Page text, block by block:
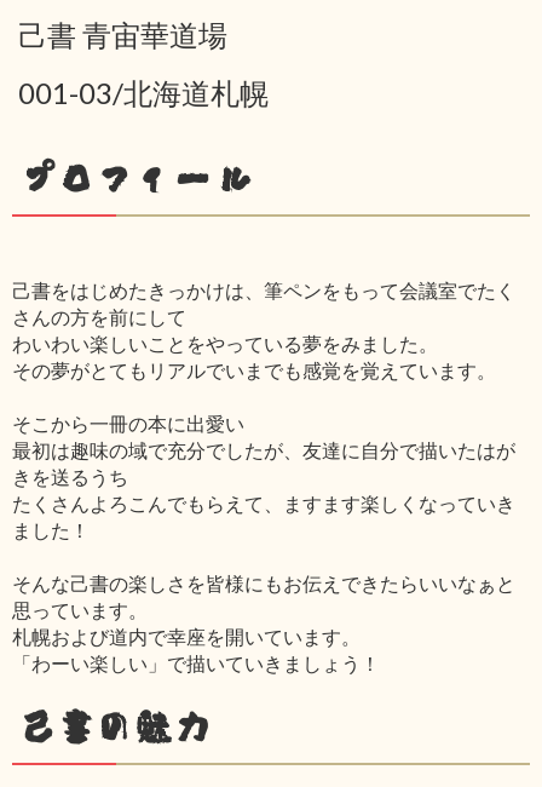
己書 青宙華道場
001-03/北海道札幌
プロフィール
己書をはじめたきっかけは、筆ペンをもって会議室でたく
さんの方を前にして
わいわい楽しいことをやっている夢をみました。
その夢がとてもリアルでいまでも感覚を覚えています。
そこから一冊の本に出愛い
最初は趣味の域で充分でしたが、友達に自分で描いたはが
きを送るうち
たくさんよろこんでもらえて、ますます楽しくなっていき
ました！
そんな己書の楽しさを皆様にもお伝えできたらいいなぁと
思っています。
札幌および道内で幸座を開いています。
「わーい楽しい」で描いていきましょう！
己書の魅力